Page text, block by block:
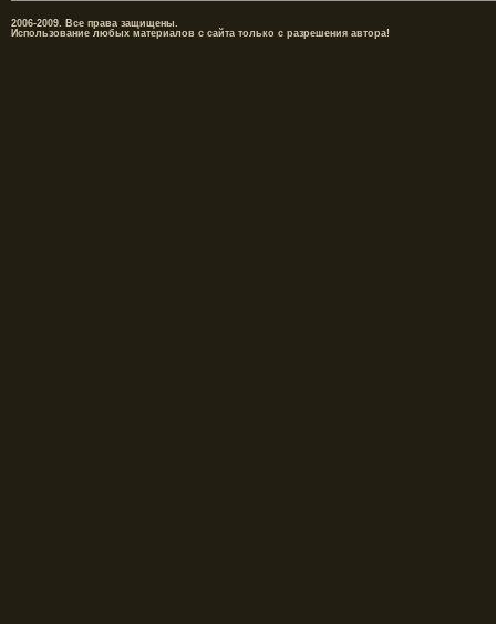
2006-2009. Все права защищены.
Использование любых материалов с сайта только с разрешения автора!